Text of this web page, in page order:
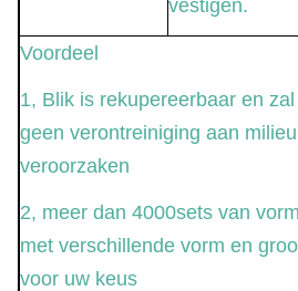
vestigen.
Voordeel
1, Blik is rekupereerbaar en zal
geen verontreiniging aan milieu
veroorzaken
2, meer dan 4000sets van vorm
met verschillende vorm en
voor uw keus